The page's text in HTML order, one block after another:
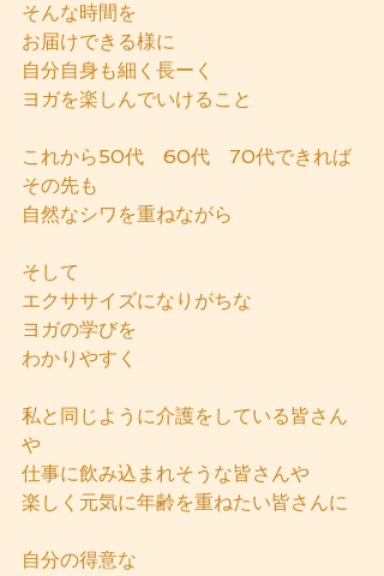
そんな時間を
お届けできる様に
自分自身も細く長ーく
ヨガを楽しんでいけること
これから50代　60代　70代できれば
その先も
自然なシワを重ねながら
そして
エクササイズになりがちな
ヨガの学びを
わかりやすく
私と同じように介護をしている皆さん
や
仕事に飲み込まれそうな皆さんや
楽しく元気に年齢を重ねたい皆さんに
自分の得意な